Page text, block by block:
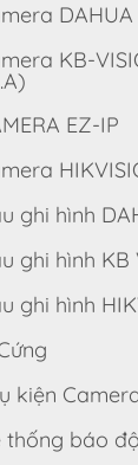
DAHUA
KB-
EZ-IP
ghi hình
ghi hình KB
ghi hình
kiện
thống báo